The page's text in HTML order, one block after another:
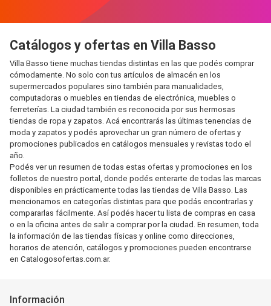
Catálogos y ofertas en Villa Basso
Villa Basso tiene muchas tiendas distintas en las que podés comprar
cómodamente. No solo con tus artículos de almacén en los
supermercados populares sino también para manualidades,
computadoras o muebles en tiendas de electrónica, muebles o
ferreterías. La ciudad también es reconocida por sus hermosas
tiendas de ropa y zapatos. Acá encontrarás las últimas tenencias de
moda y zapatos y podés aprovechar un gran número de ofertas y
promociones publicados en catálogos mensuales y revistas todo el
año.
Podés ver un resumen de todas estas ofertas y promociones en los
folletos de nuestro portal, donde podés enterarte de todas las marcas
disponibles en prácticamente todas las tiendas de Villa Basso. Las
mencionamos en categorías distintas para que podás encontrarlas y
compararlas fácilmente. Así podés hacer tu lista de compras en casa
o en la oficina antes de salir a comprar por la ciudad. En resumen, toda
la información de las tiendas físicas y online como direcciones,
horarios de atención, catálogos y promociones pueden encontrarse
en Catalogosofertas.com.ar.
Información